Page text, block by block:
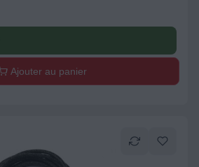
Ajouter au panier